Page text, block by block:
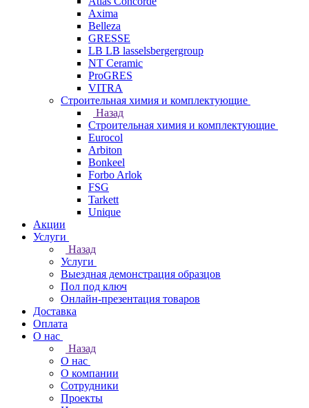
Axima
Belleza
GRESSE
LB LB lasselsbergergroup
NT Ceramic
ProGRES
VITRA
Строительная химия и комплектующие
Назад
Строительная химия и комплектующие
Eurocol
Arbiton
Bonkeel
Forbo Arlok
FSG
Tarkett
Unique
Акции
Услуги
Назад
Услуги
Выездная демонстрация образцов
Пол под ключ
Онлайн-презентация товаров
Доставка
Оплата
О нас
Назад
О нас
О компании
Сотрудники
Проекты